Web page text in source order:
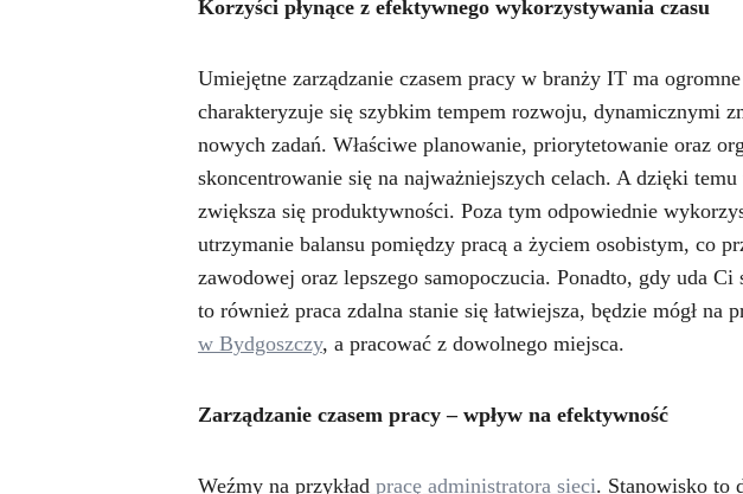
Korzyści płynące z efektywnego wykorzystywania czasu
Umiejętne zarządzanie czasem pracy w branży IT ma
charakteryzuje się szybkim tempem rozwoju, dynamicznymi
nowych zadań. Właściwe planowanie, priorytetowanie oraz
skoncentrowanie się na najważniejszych celach. A dzięki
zwiększa się produktywności. Poza tym odpowiednie
utrzymanie balansu pomiędzy pracą a życiem osobistym, co
zawodowej oraz lepszego samopoczucia. Ponadto, gdy uda Ci
to również praca zdalna stanie się łatwiejsza, będzie mógł na
w Bydgoszczy, a pracować z dowolnego miejsca.
Zarządzanie czasem pracy – wpływ na efektywność
Weźmy na przykład pracę administratora sieci. Stanowisko to